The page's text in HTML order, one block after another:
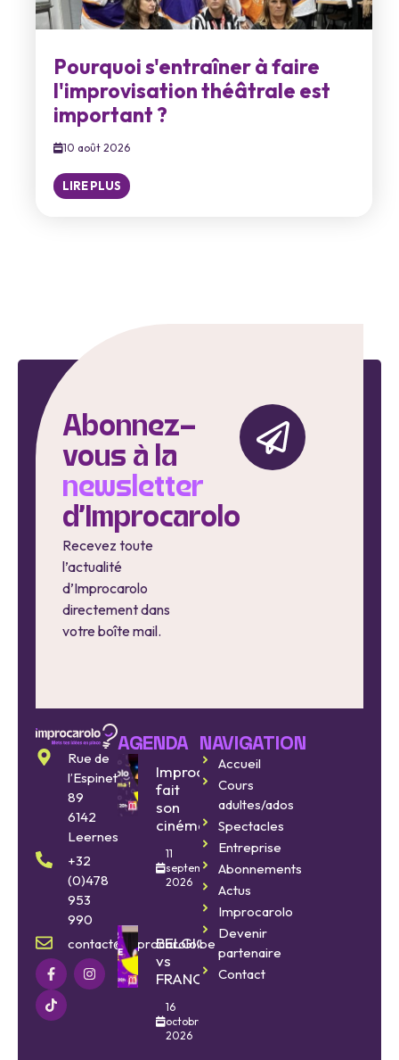
Pourquoi s'entraîner à faire
l'improvisation théâtrale est
important ?
10 août 2026
LIRE PLUS
Abonnez-
vous à la
newsletter
d'Improcarolo
Recevez toute
l’actualité
d’Improcarolo
directement dans
votre boîte mail.
Rue de
l’Espinette
89
6142
Leernes
+32
(0)478
953
990
contact@improcarolo.be
AGENDA
Improcarolo
fait
son
cinéma
11
septembre
2026
BELGIQUE
vs
FRANCE
16
octobre
2026
NAVIGATION
Accueil
Cours
adultes/ados
Spectacles
Entreprise
Abonnements
Actus
Improcarolo
Devenir
partenaire
Contact